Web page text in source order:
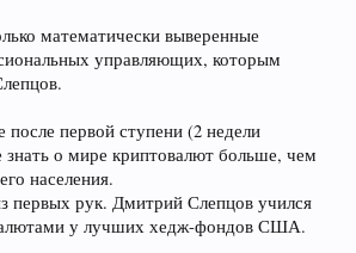
математически выверенные
управляющих, которым
первой ступени (2 недели
знать о мире криптовалют больше, чем
населения.
первых рук. Дмитрий Слепцов учился
у лучших хедж-фондов США.